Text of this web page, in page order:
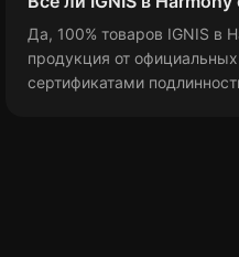
Да, 100% товаров IGNIS в
продукция от
сертификатами